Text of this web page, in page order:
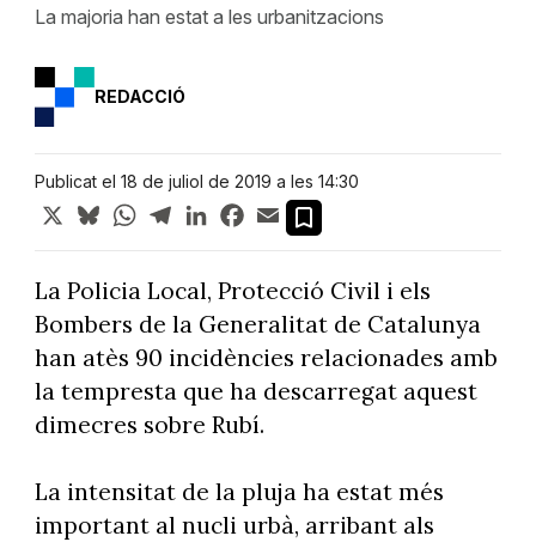
La majoria han estat a les urbanitzacions
REDACCIÓ
Publicat el 18 de juliol de 2019 a les 14:30
X BlueskyWhatsApp
TelegramLinkedInFacebook
Email
La Policia Local, Protecció Civil i els
Bombers de la Generalitat de Catalunya
han atès 90 incidències relacionades amb
la tempresta que ha descarregat aquest
dimecres sobre Rubí.
La intensitat de la pluja ha estat més
important al nucli urbà, arribant als